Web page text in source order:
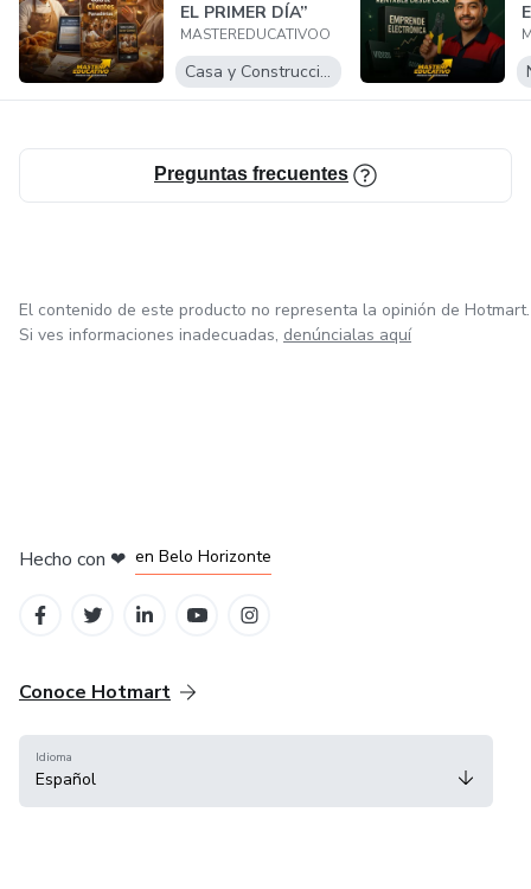
EL PRIMER DÍA”
MASTEREDUCATIVOO
Casa y Construcción
Preguntas frecuentes
El contenido de este producto no representa la opinión de Hotmart.
Si ves informaciones inadecuadas, denúncialas aquí
Hecho con ❤ en Belo Horizonte
Conoce Hotmart
Idioma
Español